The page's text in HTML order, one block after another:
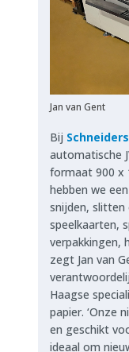
Jan van Gent
Bij Schneiders
automatische
formaat 900 x
hebben we
snijden, slitten
speelkaarten,
verpakkingen,
zegt Jan van
Haagse
papier. ‘Onze
en geschikt
ideaal om